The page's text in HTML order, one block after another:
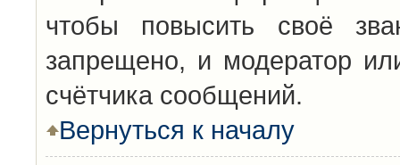
чтобы повысить своё
запрещено, и модератор
счётчика сообщений.
Вернуться к началу